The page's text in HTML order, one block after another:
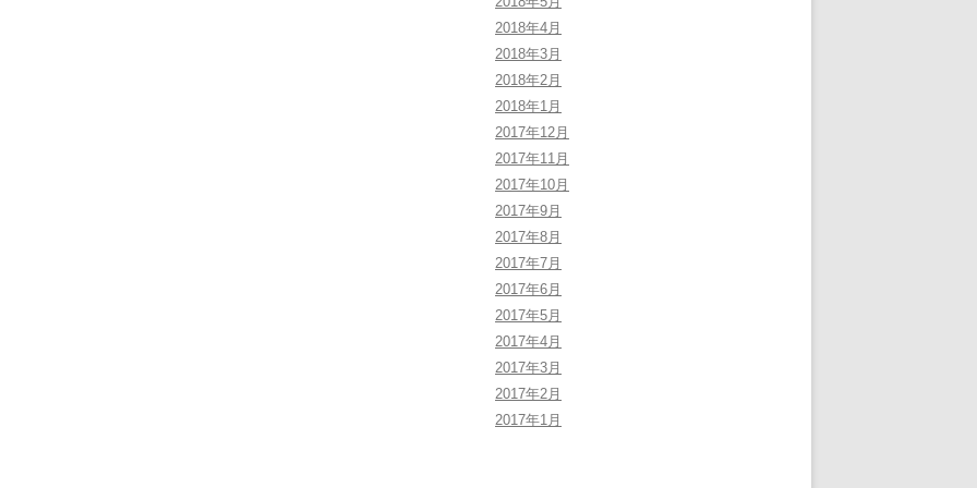
2018年4月
2018年3月
2018年2月
2018年1月
2017年12月
2017年11月
2017年10月
2017年9月
2017年8月
2017年7月
2017年6月
2017年5月
2017年4月
2017年3月
2017年2月
2017年1月